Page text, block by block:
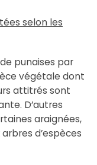
selon les
punaises par
végétale dont
attitrés sont
D’autres
araignées,
d’espèces